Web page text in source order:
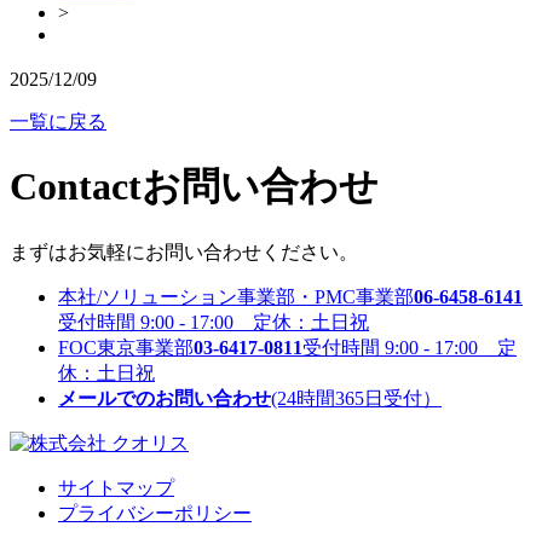
>
2025/12/09
一覧に戻る
Contactお問い合わせ
まずはお気軽にお問い合わせください。
本社/ソリューション事業部・PMC事業部06-6458-6141
受付時間 9:00 - 17:00 定休：土日祝
FOC東京事業部03-6417-0811受付時間 9:00 - 17:00 定
休：土日祝
メールでのお問い合わせ(24時間365日受付）
サイトマップ
プライバシーポリシー